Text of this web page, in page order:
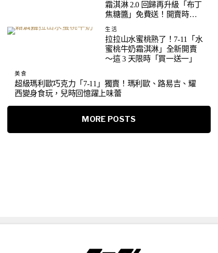
霜淇淋 2.0 回歸再升級「布丁
焦糖醬」免費送！開賣時
生活
拉拉山水蜜桃熟了！7-11「水
蜜桃牛奶霜淇淋」全新開賣
～這 3 天限時「買一送一」
美食
超級瑪利歐巧克力「7-11」獨賣！瑪利歐、路易吉、耀
西變身食玩，兒時回憶躍上味蕾
MORE POSTS